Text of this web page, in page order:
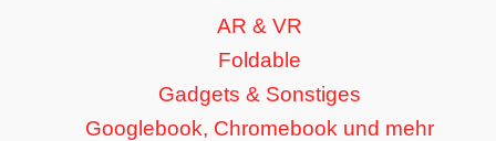
AR & VR
Foldable
Gadgets & Sonstiges
Googlebook, Chromebook und mehr